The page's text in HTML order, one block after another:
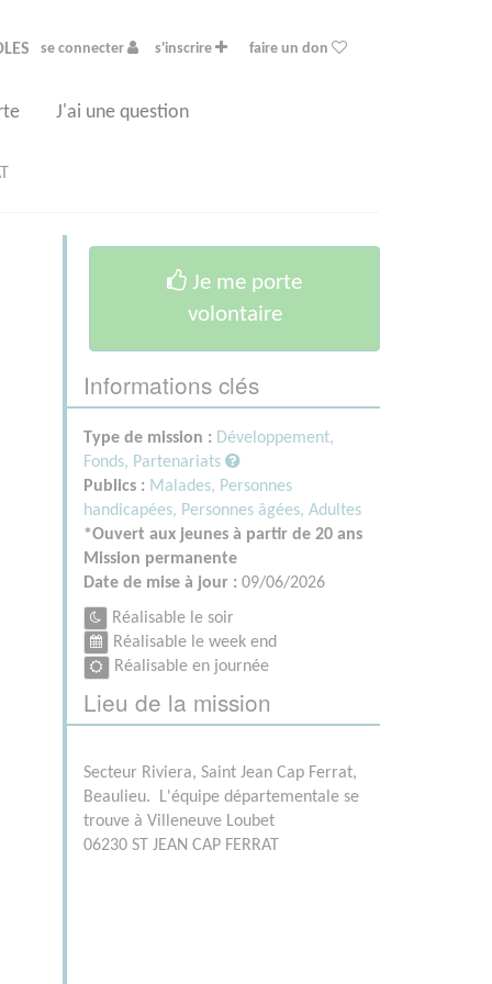
se connecter s'inscrire faire un don
J'ai une question
Je me porte
volontaire
Informations clés
Type de mission : Développement,
Fonds, Partenariats
Publics : Malades, Personnes
handicapées, Personnes âgées, Adultes
*Ouvert aux jeunes à partir de 20 ans
Mission permanente
Date de mise à jour : 09/06/2026
Réalisable le soir
Réalisable le week end
Réalisable en journée
Lieu de la mission
Secteur Riviera, Saint Jean Cap Ferrat,
Beaulieu. L'équipe départementale se
trouve à Villeneuve Loubet
06230 ST JEAN CAP FERRAT